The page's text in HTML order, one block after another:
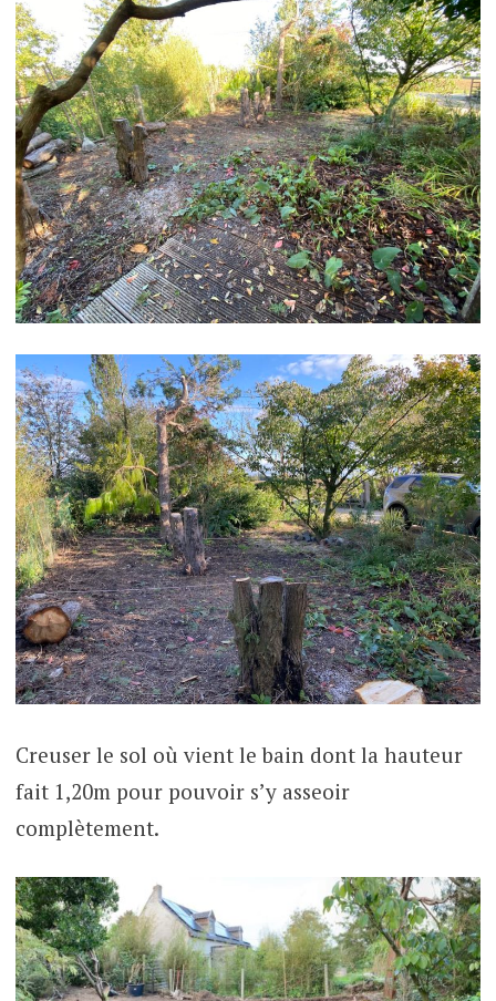
Creuser le sol où vient le bain dont la hauteur
fait 1,20m pour pouvoir s’y asseoir
complètement.